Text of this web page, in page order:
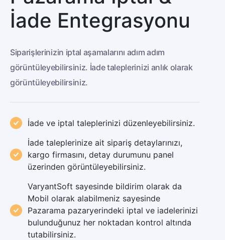
İade Entegrasyonu
Siparişlerinizin iptal aşamalarını adım adım
görüntüleyebilirsiniz. İade taleplerinizi anlık olarak
görüntüleyebilirsiniz.
İade ve iptal taleplerinizi düzenleyebilirsiniz.
İade taleplerinize ait sipariş detaylarınızı,
kargo firmasını, detay durumunu panel
üzerinden görüntüleyebilirsiniz.
VaryantSoft sayesinde bildirim olarak da
Mobil olarak alabilmeniz sayesinde
Pazarama pazaryerindeki iptal ve iadelerinizi
bulunduğunuz her noktadan kontrol altında
tutabilirsiniz.